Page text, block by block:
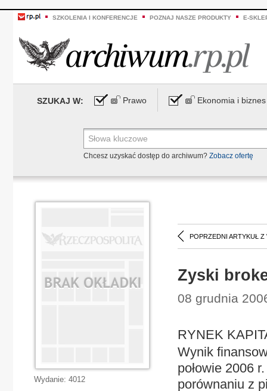
SZKOLENIA I KONFERENCJE POZNAJ NASZE PRODUKTY E-
SZUKAJ W: Prawo Ekonomia i biznes
Chcesz uzyskać dostęp do archiwum? Zobacz ofertę
POPRZEDNI ARTYKUŁ Z
Zyski
08 grudnia
RYNEK
Wynik
połowie 2006
porównaniu z
Wydanie: 4012